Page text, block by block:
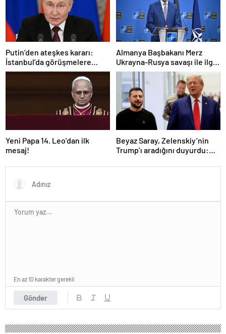
Putin’den ateşkes kararı:
İstanbul’da görüşmelere
başlamayı öneriyoruz
Almanya Başbakanı Merz
Ukrayna-Rusya savaşı ile ilgili
konuştu: “Top Moskova’nın
sahasında”
Yeni Papa 14. Leo’dan ilk
mesaj!
Beyaz Saray, Zelenskiy’nin
Trump’ı aradığını duyurdu:
oldu”
Gönder
En az 10 karakter gerekli